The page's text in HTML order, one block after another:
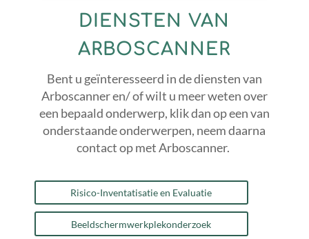
DIENSTEN VAN
ARBOSCANNER
Bent u geïnteresseerd in de diensten van
Arboscanner en/ of wilt u meer weten over
een bepaald onderwerp, klik dan op een van
onderstaande onderwerpen, neem daarna
contact op met Arboscanner.
Risico-Inventatisatie en Evaluatie
Beeldschermwerkplekonderzoek